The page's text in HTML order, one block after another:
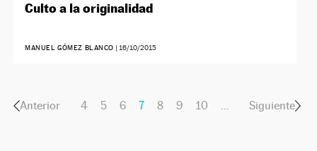
Culto a la originalidad
MANUEL GÓMEZ BLANCO |16/10/2015
Anterior 4 5 6 7 8 9 10 … Siguiente